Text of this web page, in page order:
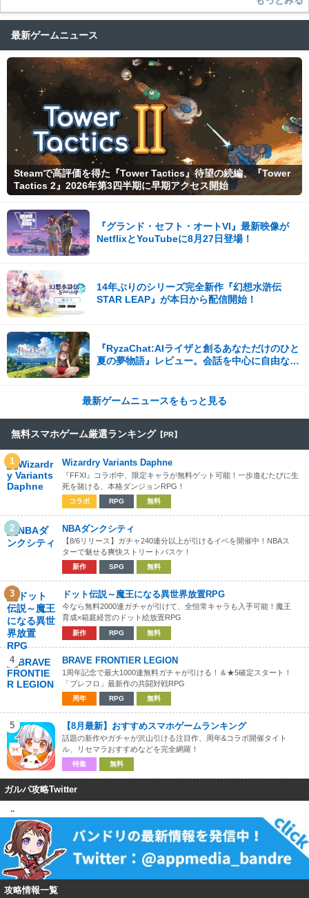
最新ゲームニュース
Steamで高評価を得た『Tower Tactics』待望の続編、『Tower
Tactics 2』2026年第3四半期に早期アクセス開始
『グランド・セフト・オートVI』最新映像が
NetflixとYouTubeに8月27日登場！
14年ぶりのシリーズ完全新作『幻想水滸伝
STAR LEAP』が本日から配信開始！
『RyzaChat:AIライザと創るあなただけのひと
夏の夢物語』レビュー。会話を中心に自由な冒
最新ゲームニュースをもっと見る
無料スマホゲーム厳選ランキング 【PR】
1 Wizardry Variants Daphne
『FFXI』コラボ中、限定キャラが無料ゲット可能！一歩進むたびに生
死を賭ける、本格ダンジョンRPG！
コラボ RPG 無料
2 NBAダンクシティ
【8/6リリース】ガチャ240連分以上が引けるイベを開催中！NBAス
ターで魅せる爽快ストリートバスケ！
新作 SPG 無料
3 ドット伝説～魔王になる異世界放置RPG
今なら無料2000連ガチャが引けて、全恒常キャラも入手可能！魔王
育成×箱庭経営のドット絵放置RPG
新作 RPG 無料
4 BRAVE FRONTIER LEGION
1周年記念で最大1000連無料ガチャが引ける！＆★5確定スタート！
「ブレフロ」最新作の共闘対戦RPG
周年 RPG 無料
5 【8月最新】おすすめスマホゲームランキング
話題の新作やガチャが沢山引ける注目作、周年&コラボ開催タイト
ル、リセマラおすすめなどを完全網羅！
特集 無料
ガルパ攻略Twitter
..
攻略情報一覧